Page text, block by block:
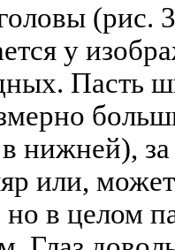
(рис.
у
Пасть
нижней),
или,
но в целом